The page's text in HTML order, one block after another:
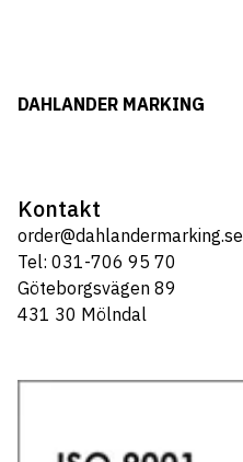
DAHLANDER MARKING
Kontakt
order@dahlandermarking.se
Tel: 031-706 95 70
Göteborgsvägen 89
431 30 Mölndal